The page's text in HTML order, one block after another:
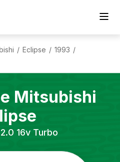
/ Eclipse / 1993 /
Mitsubishi
16v Turbo